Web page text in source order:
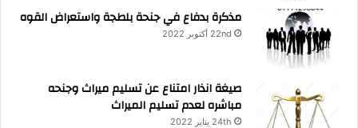
مذكرة بدفاع في جنحة بلطجة واستعراض القوه
22nd أكتوبر 2022
صيغة انذار امتناع عن تسليم ميراث وجنحه
مباشره لعدم تسليم الميراث
24th يناير 2022